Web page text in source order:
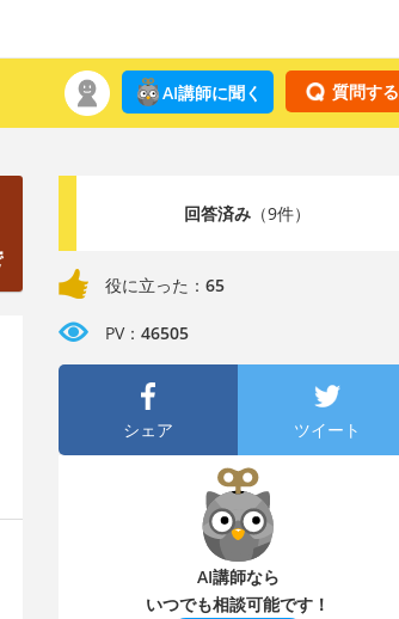
質問する
AI講師に聞く
回答済み（9件）
役に立った： 65
PV： 46505
シェア ツイート
AI講師なら
いつでも相談可能です！